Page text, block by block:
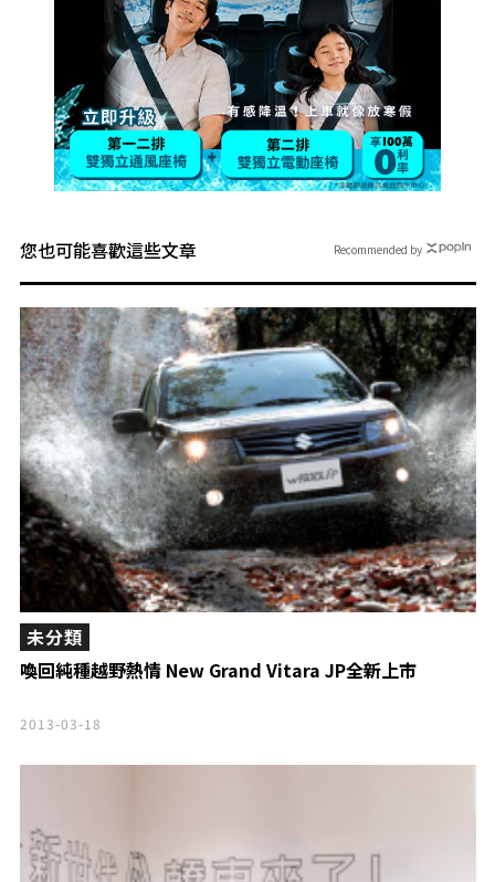
您也可能喜歡這些文章
喚回純種越野熱情 New Grand Vitara JP全新上市
未分類
2013-03-18
Recommended by